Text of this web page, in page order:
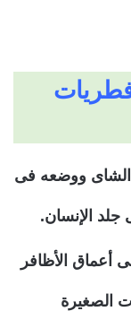
ووضعه فى
جلد الإنسان.
أعماق الأظافر
الصغيرة